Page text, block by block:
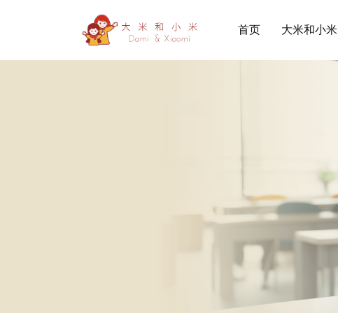
首页 大米和小米